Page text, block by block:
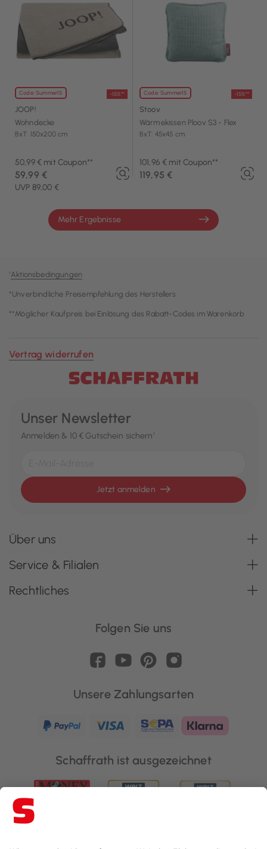
Code: Summer15 -15%**
JOOP!
Wohndecke
BxT: 150x200 cm
50,99 € mit Coupon**
UVP 89,00 €
59,99 €
Code: Summer15 -15%**
Stoov
Wärmekissen Ploov S3 - Flex
BxT: 45x45 cm
101,96 € mit Coupon**
119,95 €
Mehr Ergebnisse
¹Aktionsbedingungen
*Unverbindliche Preisempfehlung des Herstellers
**Möglicher Kaufpreis bei Einlösung des Rabatt-Codes im Warenkorb
Vertrag widerrufen
Unser Newsletter
Anmelden & 10 € Gutschein sichern¹
Jetzt anmelden
Über uns
Service & Filialen
Rechtliches
Folgen Sie uns
Unsere Zahlungsarten
Schaffrath ist ausgezeichnet